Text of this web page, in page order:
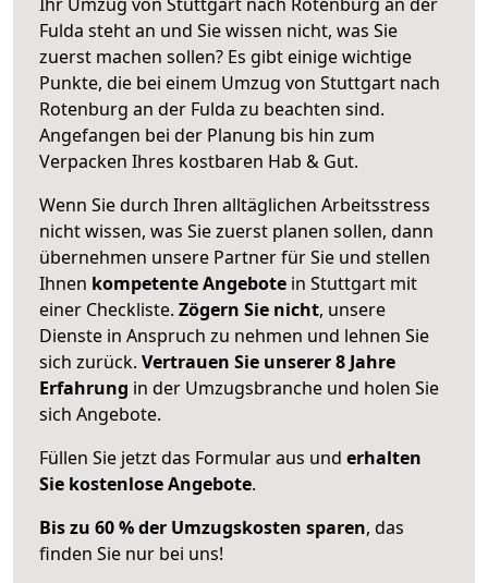
Fulda steht an und Sie wissen nicht, was Sie
zuerst machen sollen? Es gibt einige wichtige
Punkte, die bei einem Umzug von Stuttgart nach
Rotenburg an der Fulda zu beachten sind.
Angefangen bei der Planung bis hin zum
Verpacken Ihres kostbaren Hab & Gut.
Wenn Sie durch Ihren alltäglichen Arbeitsstress
nicht wissen, was Sie zuerst planen sollen, dann
übernehmen unsere Partner für Sie und stellen
Ihnen kompetente Angebote in Stuttgart mit
einer Checkliste. Zögern Sie nicht, unsere
Dienste in Anspruch zu nehmen und lehnen Sie
sich zurück. Vertrauen Sie unserer 8 Jahre
Erfahrung in der Umzugsbranche und holen Sie
sich Angebote.
Füllen Sie jetzt das Formular aus und erhalten
Sie kostenlose Angebote.
Bis zu 60 % der Umzugskosten sparen, das
finden Sie nur bei uns!